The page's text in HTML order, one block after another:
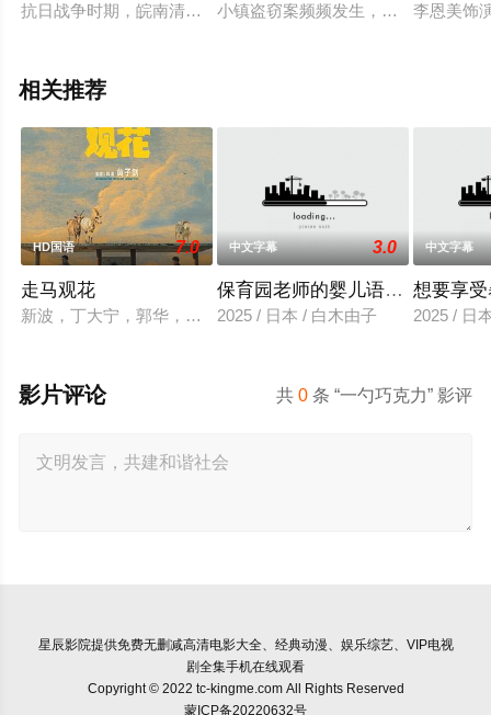
抗日战争时期，皖南清河镇，孤儿天星和葫芦，栖身山洞，以
小镇盗窃案频频发生，一只梦想成为
李恩美饰
相关推荐
HD国语 7.0
走马观花
新波，丁大宁，郭华，程一木他们毕业于同一所大学。他们和
中文字幕 3.0
保育园老师的婴儿语让人超兴奋
2025 / 日本 / 白木由子
中文字幕
想要享
2025 / 日
共0 条 “一勺巧克力” 影评
影片评论
星辰影院提供免费无删减高清电影大全、经典动漫、娱乐综艺、VIP电视
剧全集手机在线观看
Copyright © 2022 tc-kingme.com All Rights Reserved
蒙ICP备20220632号